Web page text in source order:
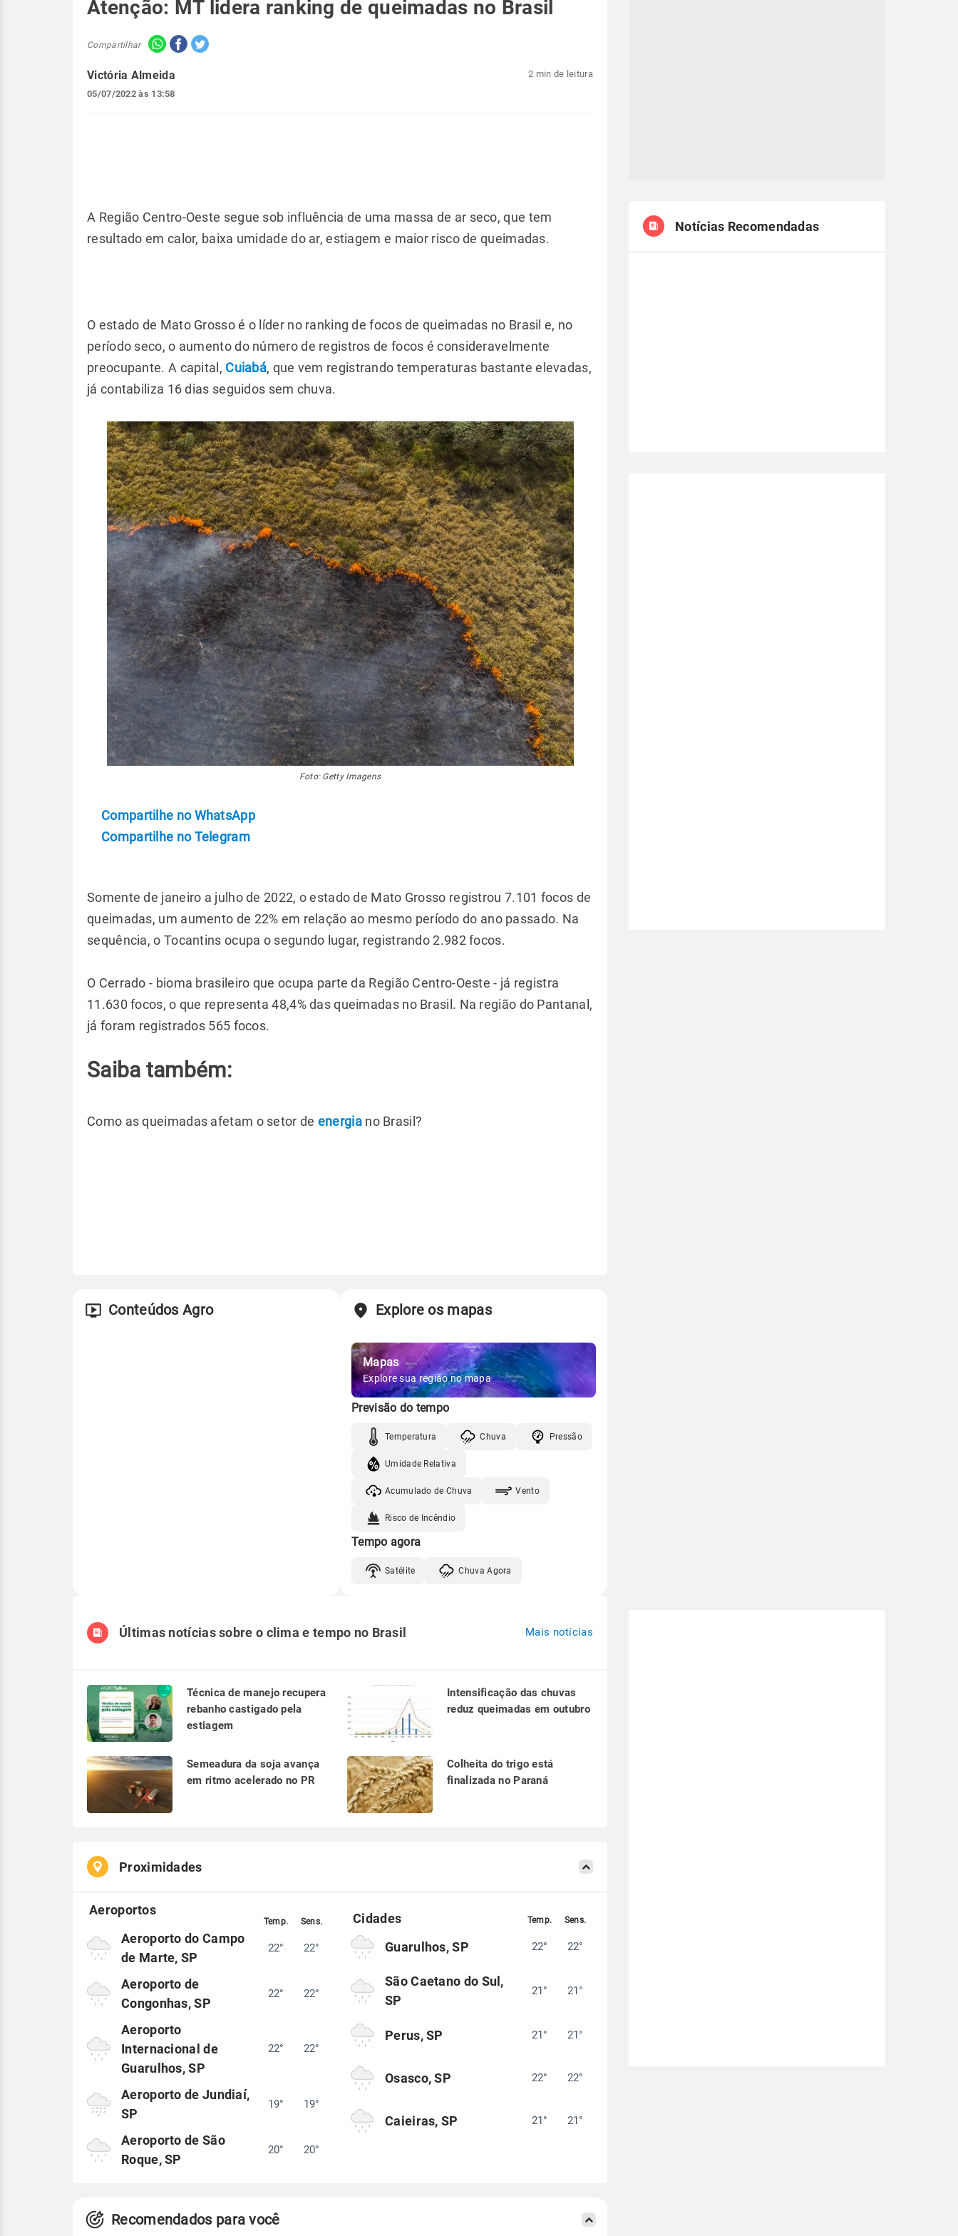
Atenção: MT lidera ranking de queimadas no Brasil
Compartilhar
Victória Almeida
05/07/2022 às 13:58
2 min de leitura
A Região Centro-Oeste segue sob influência de uma massa de ar seco, que tem
resultado em calor, baixa umidade do ar, estiagem e maior risco de queimadas.
O estado de Mato Grosso é o líder no ranking de focos de queimadas no Brasil e, no
período seco, o aumento do número de registros de focos é consideravelmente
preocupante. A capital, Cuiabá, que vem registrando temperaturas bastante elevadas,
já contabiliza 16 dias seguidos sem chuva.
Foto: Getty Imagens
Compartilhe no WhatsApp
Compartilhe no Telegram
Somente de janeiro a julho de 2022, o estado de Mato Grosso registrou 7.101 focos de
queimadas, um aumento de 22% em relação ao mesmo período do ano passado. Na
sequência, o Tocantins ocupa o segundo lugar, registrando 2.982 focos.
O Cerrado - bioma brasileiro que ocupa parte da Região Centro-Oeste - já registra
11.630 focos, o que representa 48,4% das queimadas no Brasil. Na região do Pantanal,
já foram registrados 565 focos.
Saiba também:
Como as queimadas afetam o setor de energiano Brasil?
Conteúdos Agro Explore os mapas
Mapas
Explore sua região no mapa
Previsão do tempo
Temperatura Chuva Pressão
Umidade Relativa
Acumulado de Chuva Vento
Risco de Incêndio
Tempo agora
Satélite Chuva Agora
Notícias Recomendadas
Últimas notícias sobre o clima e tempo no Brasil Mais notícias
Técnica de manejo recupera
rebanho castigado pela
estiagem
Intensificação das chuvas
reduz queimadas em outubro
Semeadura da soja avança
em ritmo acelerado no PR
Colheita do trigo está
finalizada no Paraná
Proximidades
Aeroporto do Campo
de Marte, SP
22° 22°
Aeroporto de
Congonhas, SP
22° 22°
Aeroporto
Internacional de
Guarulhos, SP
22° 22°
Aeroporto de Jundiaí,
SP
19° 19°
Aeroporto de São
Roque, SP
20° 20°
Guarulhos, SP 22° 22°
São Caetano do Sul,
SP
21° 21°
Perus, SP 21° 21°
Osasco, SP 22° 22°
Caieiras, SP 21° 21°
Recomendados para você